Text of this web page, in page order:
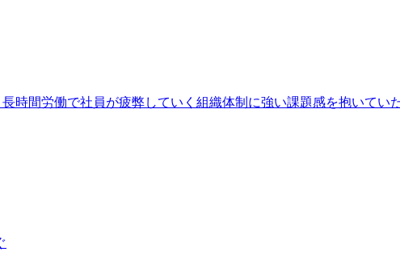
時間労働で社員が疲弊していく組織体制に強い課題感を抱いてい